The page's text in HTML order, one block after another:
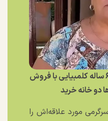
ملکه شایعه کلمبیا؛ زن ۶۷ ساله کلمبیایی با فروش
دو خانه خرید
سرگرمی مورد علاقه‌اش را